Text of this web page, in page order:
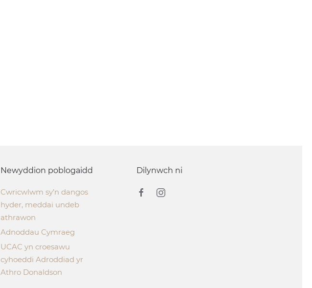
Newyddion poblogaidd
Cwricwlwm sy’n dangos
hyder, meddai undeb
athrawon
Adnoddau Cymraeg
UCAC yn croesawu
cyhoeddi Adroddiad yr
Athro Donaldson
Dilynwch ni